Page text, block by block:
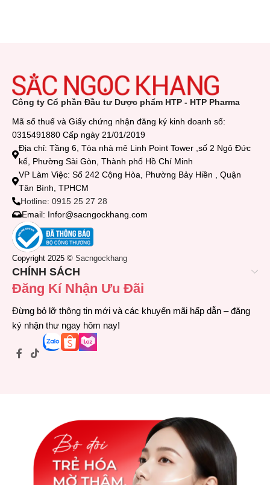
Công ty Cổ phần Đầu tư Dược phẩm HTP - HTP Pharma
Mã số thuế và Giấy chứng nhận đăng ký kinh doanh số:
0315491880 Cấp ngày 21/01/2019
Địa chỉ: Tầng 6, Tòa nhà mê Linh Point Tower ,số 2 Ngô Đức
kế, Phường Sài Gòn, Thành phố Hồ Chí Minh
VP Làm Việc: Số 242 Cộng Hòa, Phường Bảy Hiền , Quận
Tân Bình, TPHCM
Hotline: 0915 25 27 28
Email: Infor@sacngockhang.com
Copyright 2025 © Sacngockhang
CHÍNH SÁCH
Đăng Kí Nhận Ưu Đãi
Đừng bỏ lỡ thông tin mới và các khuyến mãi hấp dẫn – đăng
ký nhận thư ngay hôm nay!